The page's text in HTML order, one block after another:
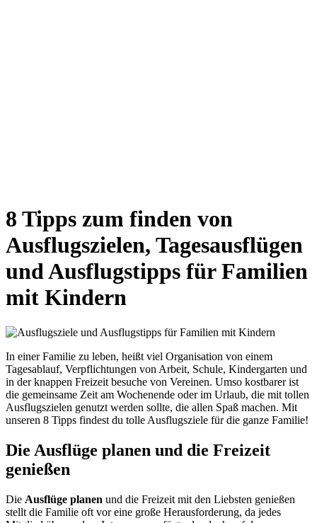
8 Tipps zum finden von
Ausflugszielen, Tagesausflügen
und Ausflugstipps für Familien
mit Kindern
In einer Familie zu leben, heißt viel Organisation von einem
Tagesablauf, Verpflichtungen von Arbeit, Schule, Kindergarten und
in der knappen Freizeit besuche von Vereinen. Umso kostbarer ist
die gemeinsame Zeit am Wochenende oder im Urlaub, die mit tollen
Ausflugszielen genutzt werden sollte, die allen Spaß machen. Mit
unseren 8 Tipps findest du tolle Ausflugsziele für die ganze Familie!
Die Ausflüge planen und die Freizeit
genießen
Die Ausflüge planen und die Freizeit mit den Liebsten genießen
stellt die Familie oft vor eine große Herausforderung, da jedes